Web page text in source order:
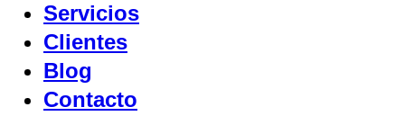
Servicios
Clientes
Blog
Contacto